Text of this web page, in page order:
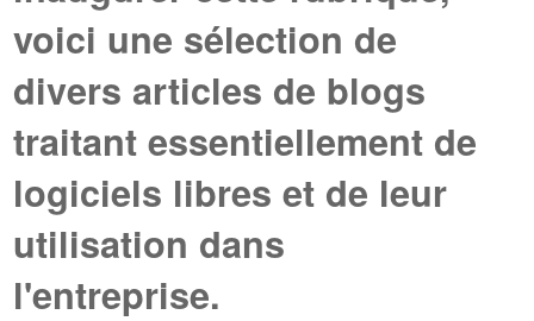
voici une sélection de
divers articles de blogs
traitant essentiellement de
logiciels libres et de leur
utilisation dans
l'entreprise.